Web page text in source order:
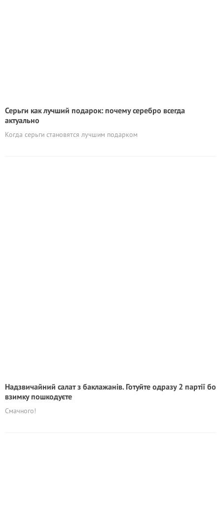
Серьги как лучший подарок: почему серебро всегда
актуально
Когда серьги становятся лучшим подарком
Надзвичайний салат з баклажанів. Готуйте одразу 2 партії бо
взимку пошкодуєте
Смачного!